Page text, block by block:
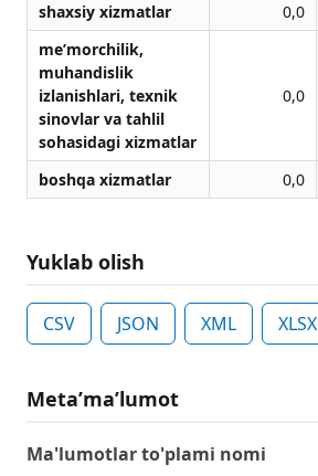
shaxsiy xizmatlar 0,0
me’morchilik,
muhandislik
izlanishlari, texnik
sinovlar va tahlil
sohasidagi xizmatlar
0,0
boshqa xizmatlar 0,0
Yuklab olish
CSV JSON XML XLSX
Metaʼmaʼlumot
Ma'lumotlar to'plami nomi